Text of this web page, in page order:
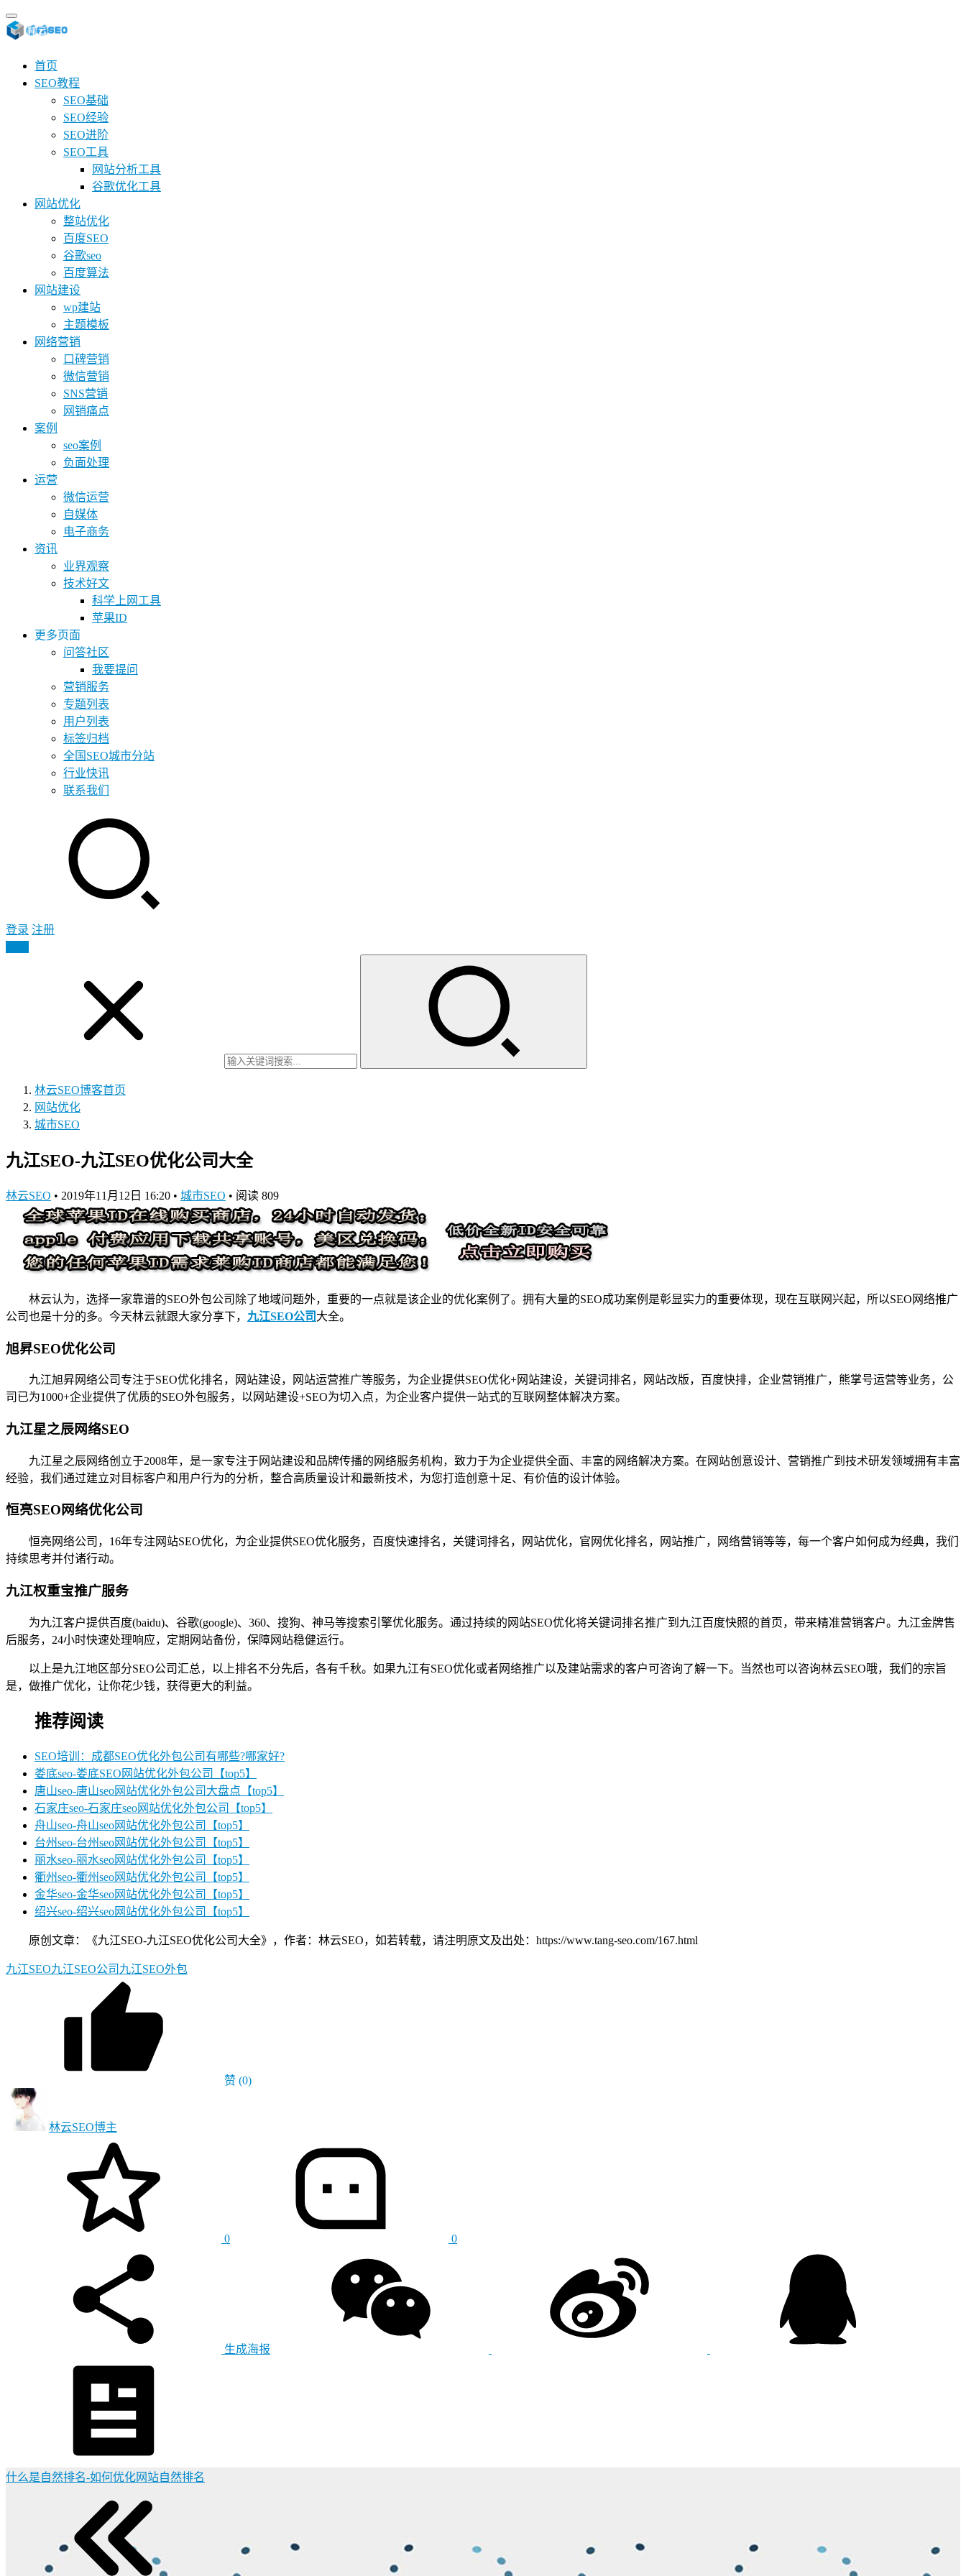
首页
SEO教程
SEO基础
SEO经验
SEO进阶
SEO工具
网站分析工具
谷歌优化工具
网站优化
整站优化
百度SEO
谷歌seo
百度算法
网站建设
wp建站
主题模板
网络营销
口碑营销
微信营销
SNS营销
网销痛点
案例
seo案例
负面处理
运营
微信运营
自媒体
电子商务
资讯
业界观察
技术好文
科学上网工具
苹果ID
更多页面
问答社区
我要提问
营销服务
专题列表
用户列表
标签归档
全国SEO城市分站
行业快讯
联系我们
登录 注册
林云SEO博客首页
网站优化
城市SEO
九江SEO-九江SEO优化公司大全
林云SEO • 2019年11月12日 16:20 • 城市SEO • 阅读 809
林云认为，选择一家靠谱的SEO外包公司除了地域问题外，重要的一点就是该企业的优化案例了。拥有大量的SEO成功案例是彰显实力的重要体现，现在互联网兴起，所以SEO网络推广
公司也是十分的多。今天林云就跟大家分享下， 九江SEO公司 大全。
旭昇SEO优化公司
九江旭昇网络公司专注于SEO优化排名，网站建设，网站运营推广等服务，为企业提供SEO优化+网站建设，关键词排名，网站改版，百度快排，企业营销推广，熊掌号运营等业务，公
司已为1000+企业提供了优质的SEO外包服务，以网站建设+SEO为切入点，为企业客户提供一站式的互联网整体解决方案。
九江星之辰网络SEO
九江星之辰网络创立于2008年，是一家专注于网站建设和品牌传播的网络服务机构，致力于为企业提供全面、丰富的网络解决方案。在网站创意设计、营销推广到技术研发领域拥有丰富
经验，我们通过建立对目标客户和用户行为的分析，整合高质量设计和最新技术，为您打造创意十足、有价值的设计体验。
恒亮SEO网络优化公司
恒亮网络公司，16年专注网站SEO优化，为企业提供SEO优化服务，百度快速排名，关键词排名，网站优化，官网优化排名，网站推广，网络营销等等，每一个客户如何成为经典，我们
持续思考并付诸行动。
九江权重宝推广服务
为九江客户提供百度(baidu)、谷歌(google)、360、搜狗、神马等搜索引擎优化服务。通过持续的网站SEO优化将关键词排名推广到九江百度快照的首页，带来精准营销客户。九江金牌售
后服务，24小时快速处理响应，定期网站备份，保障网站稳健运行。
以上是九江地区部分SEO公司汇总，以上排名不分先后，各有千秋。如果九江有SEO优化或者网络推广以及建站需求的客户可咨询了解一下。当然也可以咨询林云SEO哦，我们的宗旨
是，做推广优化，让你花少钱，获得更大的利益。
推荐阅读
SEO培训：成都SEO优化外包公司有哪些?哪家好?
娄底seo-娄底SEO网站优化外包公司【top5】
唐山seo-唐山seo网站优化外包公司大盘点【top5】
石家庄seo-石家庄seo网站优化外包公司【top5】
舟山seo-舟山seo网站优化外包公司【top5】
台州seo-台州seo网站优化外包公司【top5】
丽水seo-丽水seo网站优化外包公司【top5】
衢州seo-衢州seo网站优化外包公司【top5】
金华seo-金华seo网站优化外包公司【top5】
绍兴seo-绍兴seo网站优化外包公司【top5】
原创文章：《九江SEO-九江SEO优化公司大全》，作者：林云SEO，如若转载，请注明原文及出处：https://www.tang-seo.com/167.html
九江SEO九江SEO公司 九江SEO外包
赞 (0)
林云SEO博主
0 0
生成海报
什么是自然排名-如何优化网站自然排名